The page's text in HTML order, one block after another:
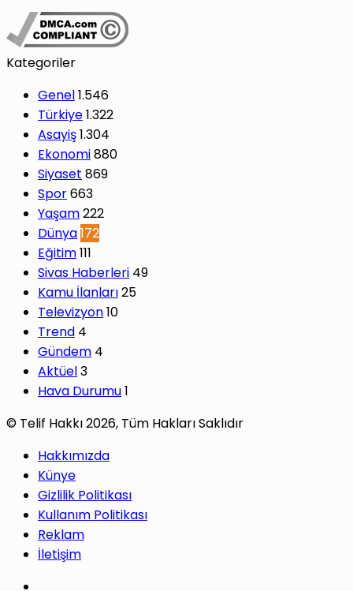
Kategoriler
Genel1.546
Türkiye1.322
Asayiş1.304
Ekonomi880
Siyaset 869
Spor663
Yaşam222
Dünya172
Eğitim111
Sivas Haberleri 49
Kamu İlanları25
Televizyon10
Trend 4
Gündem 4
Aktüel3
Hava Durumu1
© Telif Hakkı 2026, Tüm Hakları Saklıdır
Hakkımızda
Künye
Gizlilik Politikası
Kullanım Politikası
Reklam
İletişim